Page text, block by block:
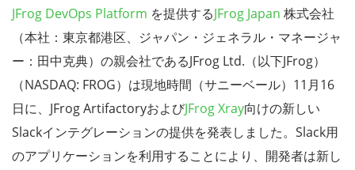
JFrog DevOps Platform を提供するJFrog Japan 株式会社
（本社：東京都港区、ジャパン・ジェネラル・マネージャ
ー：田中克典）の親会社であるJFrog Ltd.（以下JFrog）
（NASDAQ: FROG）は現地時間（サニーベール）11月16
日に、JFrog ArtifactoryおよびJFrog Xray向けの新しい
Slackインテグレーションの提供を発表しました。Slack用
のアプリケーションを利用することにより、開発者は新し